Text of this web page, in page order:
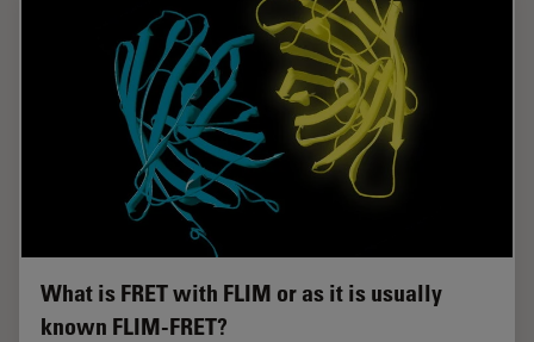
What is FRET with FLIM or as it is usually
known FLIM-FRET?